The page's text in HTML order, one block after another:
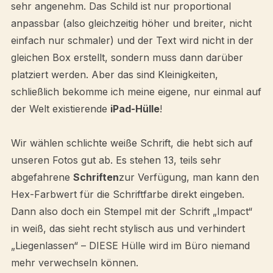
sehr angenehm. Das Schild ist nur proportional
anpassbar (also gleichzeitig höher und breiter, nicht
einfach nur schmaler) und der Text wird nicht in der
gleichen Box erstellt, sondern muss dann darüber
platziert werden. Aber das sind Kleinigkeiten,
schließlich bekomme ich meine eigene, nur einmal auf
der Welt existierende iPad-Hülle!
Wir wählen schlichte weiße Schrift, die hebt sich auf
unseren Fotos gut ab. Es stehen 13, teils sehr
abgefahrene Schriftenzur Verfügung, man kann den
Hex-Farbwert für die Schriftfarbe direkt eingeben.
Dann also doch ein Stempel mit der Schrift „Impact“
in weiß, das sieht recht stylisch aus und verhindert
„Liegenlassen“ – DIESE Hülle wird im Büro niemand
mehr verwechseln können.